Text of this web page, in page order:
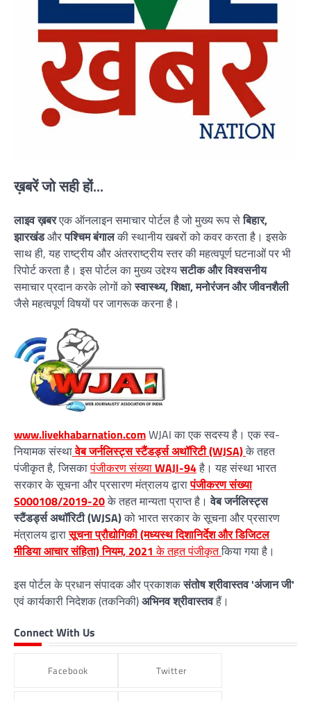
ख़बरें जो सही हों...
लाइव ख़बरएक ऑनलाइन समाचार पोर्टल है जो मुख्य रूप सेबिहार,
झारखंडऔरपश्चिम बंगालकी स्थानीय खबरों को कवर करता है। इसके
साथ ही, यह राष्ट्रीय और अंतरराष्ट्रीय स्तर की महत्वपूर्ण घटनाओं पर भी
रिपोर्ट करता है। इस पोर्टल का मुख्य उद्देश्यसटीक और विश्वसनीय
समाचार प्रदान करके लोगों कोस्वास्थ्य, शिक्षा, मनोरंजन और जीवनशैली
जैसे महत्वपूर्ण विषयों पर जागरूक करना है।
www.livekhabarnation.comWJAI का एक सदस्य है। एक स्व-
नियामक संस्थावेब जर्नलिस्ट्स स्टैंडर्ड्स अथॉरिटी (WJSA)के तहत
पंजीकृत है, जिसकापंजीकरण संख्याWAJI-94है। यह संस्था भारत
सरकार के सूचना और प्रसारण मंत्रालय द्वारापंजीकरण संख्या
S000108/2019-20के तहत मान्यता प्राप्त है।वेब जर्नलिस्ट्स
स्टैंडर्ड्स अथॉरिटी (WJSA)को भारत सरकार के सूचना और प्रसारण
मंत्रालय द्वारासूचना प्रौद्योगिकी (मध्यस्थ दिशानिर्देश और डिजिटल
मीडिया आचार संहिता) नियम, 2021 के तहत पंजीकृतकिया गया है।
इस पोर्टल के प्रधान संपादक और प्रकाशकसंतोष श्रीवास्तव 'अंजान जी'
एवं कार्यकारी निदेशक (तकनिकी)अभिनव श्रीवास्तवहैं।
Connect With Us
Facebook Twitter